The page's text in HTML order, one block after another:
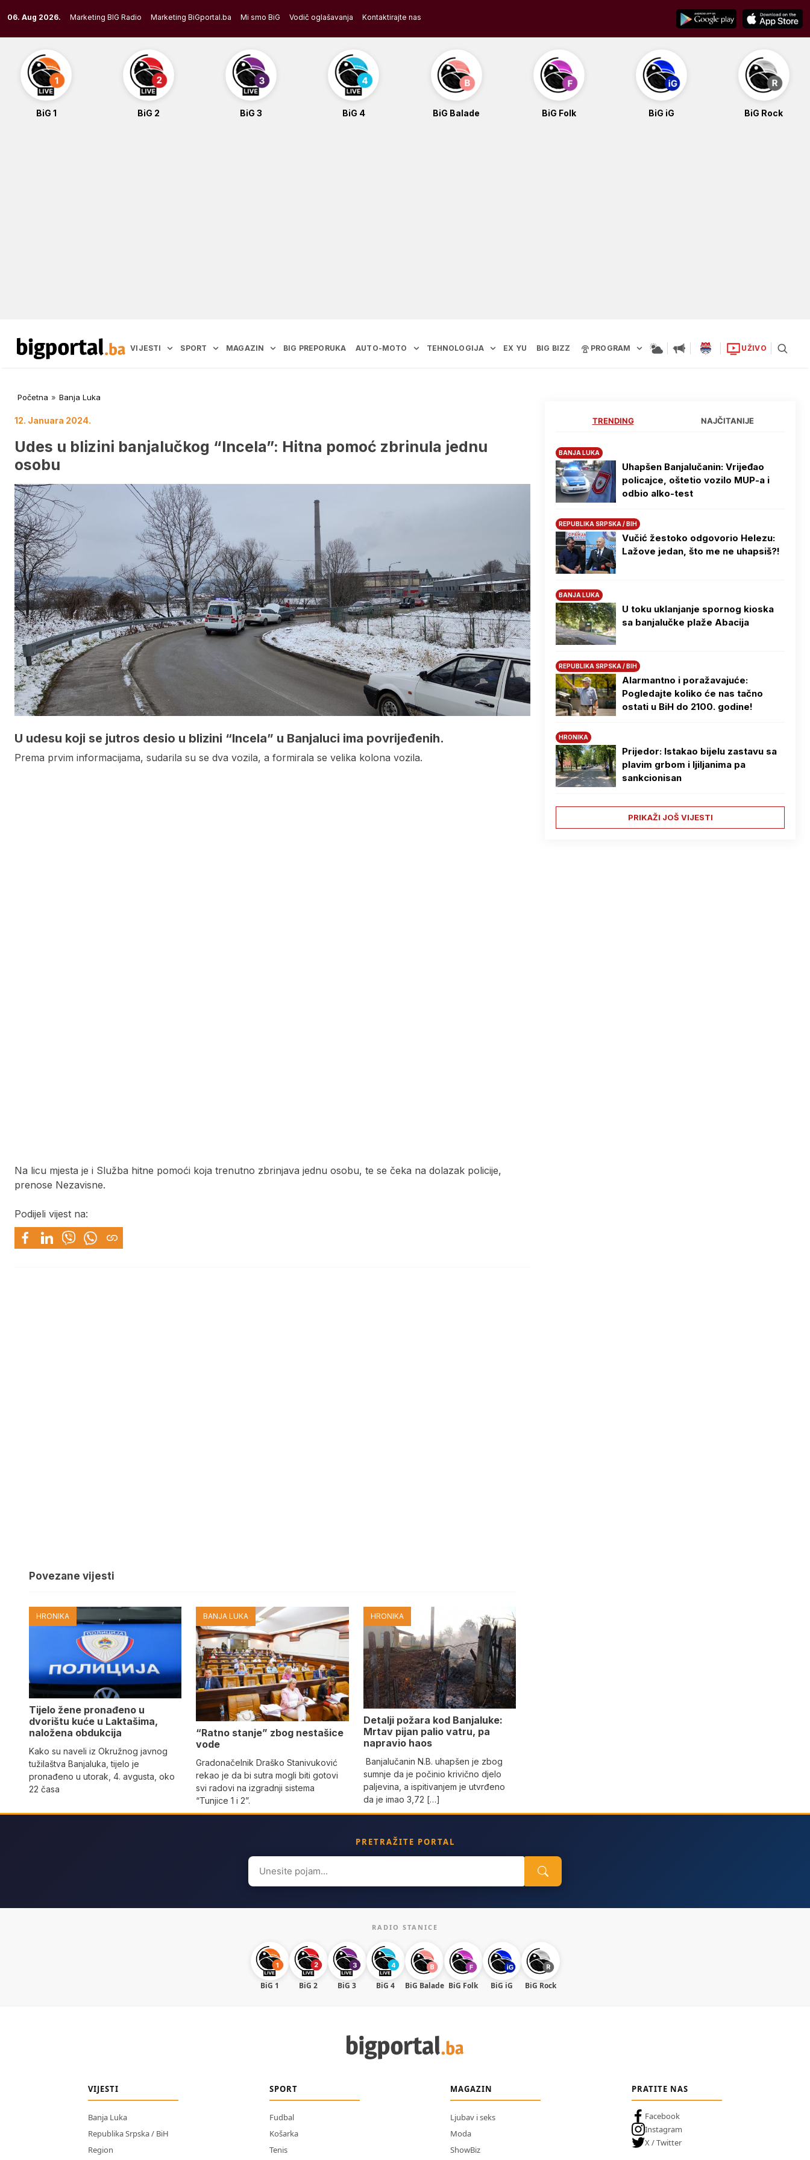
to
content
06. Aug 2026. Marketing BIG Radio Marketing BiGportal.ba Mi smo BiG Vodič oglašavanja Kontaktirajte nas
BiG 1 BiG 2 BiG 3 BiG 4 BiG Balade BiG Folk BiG iG BiG Rock
VIJESTI SPORT MAGAZIN BIG PREPORUKA AUTO-MOTO TEHNOLOGIJA EX YU BIG BIZZ PROGRAM UŽIVO
Početna » Banja Luka
12. Januara 2024.
Udes u blizini banjalučkog “Incela”: Hitna pomoć zbrinula jednu
osobu
U udesu koji se jutros desio u blizini “Incela” u Banjaluci ima povrijeđenih.
Prema prvim informacijama, sudarila su se dva vozila, a formirala se velika kolona vozila.
Na licu mjesta je i Služba hitne pomoći koja trenutno zbrinjava jednu osobu, te se čeka na dolazak policije,
prenose Nezavisne.
Podijeli vijest na:
Povezane vijesti
HRONIKA
Tijelo žene pronađeno u
dvorištu kuće u Laktašima,
naložena obdukcija
Kako su naveli iz Okružnog javnog
tužilaštva Banjaluka, tijelo je
pronađeno u utorak, 4. avgusta, oko
22 časa
BANJA LUKA
“Ratno stanje” zbog nestašice
vode
Gradonačelnik Draško Stanivuković
rekao je da bi sutra mogli biti gotovi
svi radovi na izgradnji sistema
“Tunjice 1 i 2”.
HRONIKA
Detalji požara kod Banjaluke:
Mrtav pijan palio vatru, pa
napravio haos
Banjalučanin N.B. uhapšen je zbog
sumnje da je počinio krivično djelo
paljevina, a ispitivanjem je utvrđeno
da je imao 3,72 […]
TRENDING NAJČITANIJE
BANJA LUKA
Uhapšen Banjalučanin: Vrijeđao
policajce, oštetio vozilo MUP-a i
odbio alko-test
REPUBLIKA SRPSKA / BIH
Vučić žestoko odgovorio Helezu:
Lažove jedan, što me ne uhapsiš?!
BANJA LUKA
U toku uklanjanje spornog kioska
sa banjalučke plaže Abacija
REPUBLIKA SRPSKA / BIH
Alarmantno i poražavajuće:
Pogledajte koliko će nas tačno
ostati u BiH do 2100. godine!
HRONIKA
Prijedor: Istakao bijelu zastavu sa
plavim grbom i ljiljanima pa
sankcionisan
PRIKAŽI JOŠ VIJESTI
PRETRAŽITE PORTAL
Search
for:
RADIO STANICE
BiG 1 BiG 2 BiG 3 BiG 4 BiG Balade BiG Folk BiG iG BiG Rock
VIJESTI
Banja Luka
Republika Srpska / BiH
Region
SPORT
Fudbal
Košarka
Tenis
MAGAZIN
Ljubav i seks
Moda
ShowBiz
PRATITE NAS
Facebook
Instagram
X / Twitter